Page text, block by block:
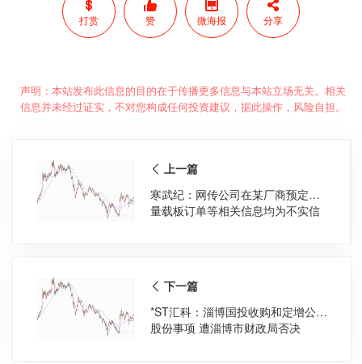
打赏 赞 微海报 分享
声明：本站发布此信息的目的在于传播更多信息与本站立场无关。相关
信息并未经过证实，不对您构成任何投资建议，据此操作，风险自担。
上一篇
寒武纪：网传公司在某厂商预定大
量载板订单等相关信息均为不实信
下一篇
*ST汇科：淄博国投收购和定增公司
股份事项 遭淄博市财政局否决